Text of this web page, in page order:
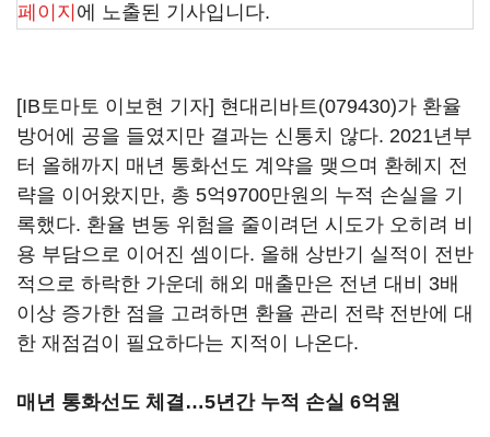
페이지 에 노출된 기사입니다.
[IB토마토 이보현 기자] 현대리바트(079430)가 환율
방어에 공을 들였지만 결과는 신통치 않다. 2021년부
터 올해까지 매년 통화선도 계약을 맺으며 환헤지 전
략을 이어왔지만, 총 5억9700만원의 누적 손실을 기
록했다. 환율 변동 위험을 줄이려던 시도가 오히려 비
용 부담으로 이어진 셈이다. 올해 상반기 실적이 전반
적으로 하락한 가운데 해외 매출만은 전년 대비 3배
이상 증가한 점을 고려하면 환율 관리 전략 전반에 대
한 재점검이 필요하다는 지적이 나온다.
매년 통화선도 체결…5년간 누적 손실 6억원